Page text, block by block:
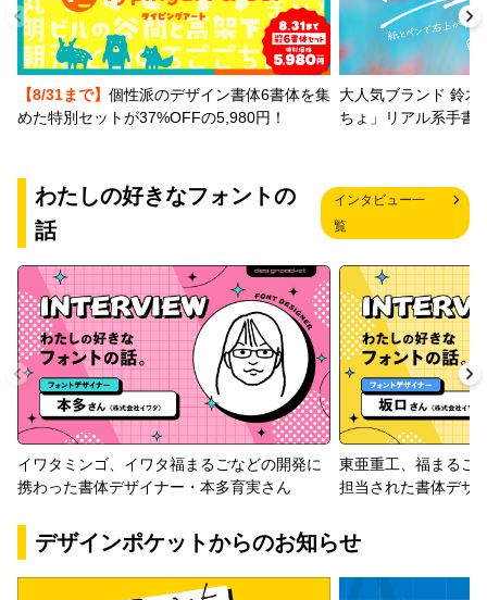
【8/31まで】 個性派のデザイン書体6書体を集
めた特別セットが37%OFFの5,980円！
大人気ブランド 鈴木
ちょ」リアル系手書
わたしの好きなフォントの
話
インタビュー一
覧
イワタミンゴ、イワタ福まるごなどの開発に
携わった書体デザイナー・本多育実さん
東亜重工、福まるご
担当された書体デザ
デザインポケットからのお知らせ